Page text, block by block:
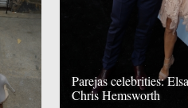
Parejas celebrities:
Chris Hemsworth